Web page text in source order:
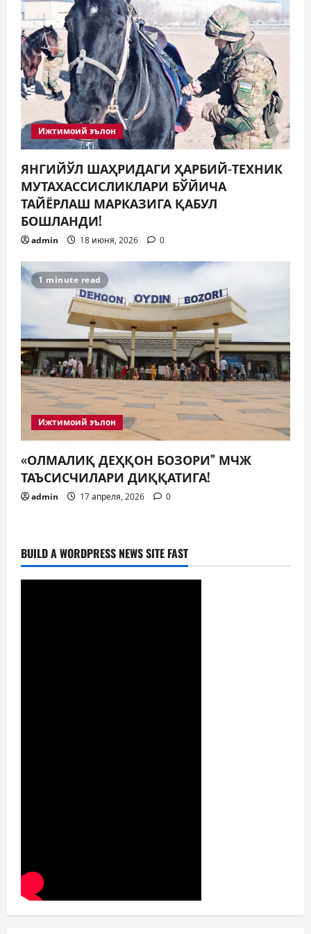
Ижтимоий эълон
ЯНГИЙЎЛ ШАҲРИДАГИ ҲАРБИЙ-ТЕХНИК
МУТАХАССИСЛИКЛАРИ БЎЙИЧА
ТАЙЁРЛАШ МАРКАЗИГА ҚАБУЛ
БОШЛАНДИ!
admin 18 июня, 2026 0
1 minute read
Ижтимоий эълон
«ОЛМАЛИҚ ДЕҲҚОН БОЗОРИ” МЧЖ
ТАЪСИСЧИЛАРИ ДИҚҚАТИГА!
admin 17 апреля, 2026 0
BUILD A WORDPRESS NEWS SITE FAST